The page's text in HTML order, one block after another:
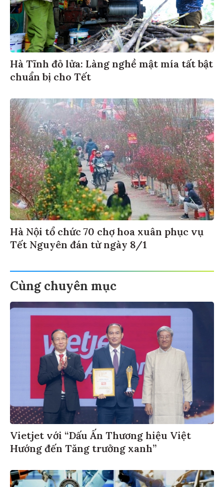
Hà Tĩnh đỏ lửa: Làng nghề mật mía tất bật
chuẩn bị cho Tết
Hà Nội tổ chức 70 chợ hoa xuân phục vụ
Tết Nguyên đán từ ngày 8/1
Cùng chuyên mục
Vietjet với “Dấu Ấn Thương hiệu Việt
Hướng đến Tăng trưởng xanh”